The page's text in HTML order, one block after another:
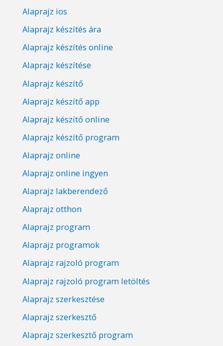
Alaprajz ios
Alaprajz készítés ára
Alaprajz készítés online
Alaprajz készítése
Alaprajz készítő
Alaprajz készítő app
Alaprajz készítő online
Alaprajz készítő program
Alaprajz online
Alaprajz online ingyen
Alaprajz lakberendező
Alaprajz otthon
Alaprajz program
Alaprajz programok
Alaprajz rajzoló program
Alaprajz rajzoló program letöltés
Alaprajz szerkesztése
Alaprajz szerkesztő
Alaprajz szerkesztő program